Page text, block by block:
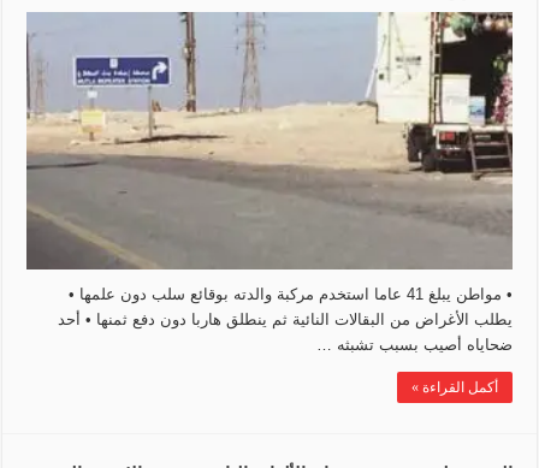
• مواطن يبلغ 41 عاما استخدم مركبة والدته بوقائع سلب دون علمها •
يطلب الأغراض من البقالات النائية ثم ينطلق هاربا دون دفع ثمنها • أحد
ضحاياه أصيب بسبب تشبثه …
أكمل القراءة »